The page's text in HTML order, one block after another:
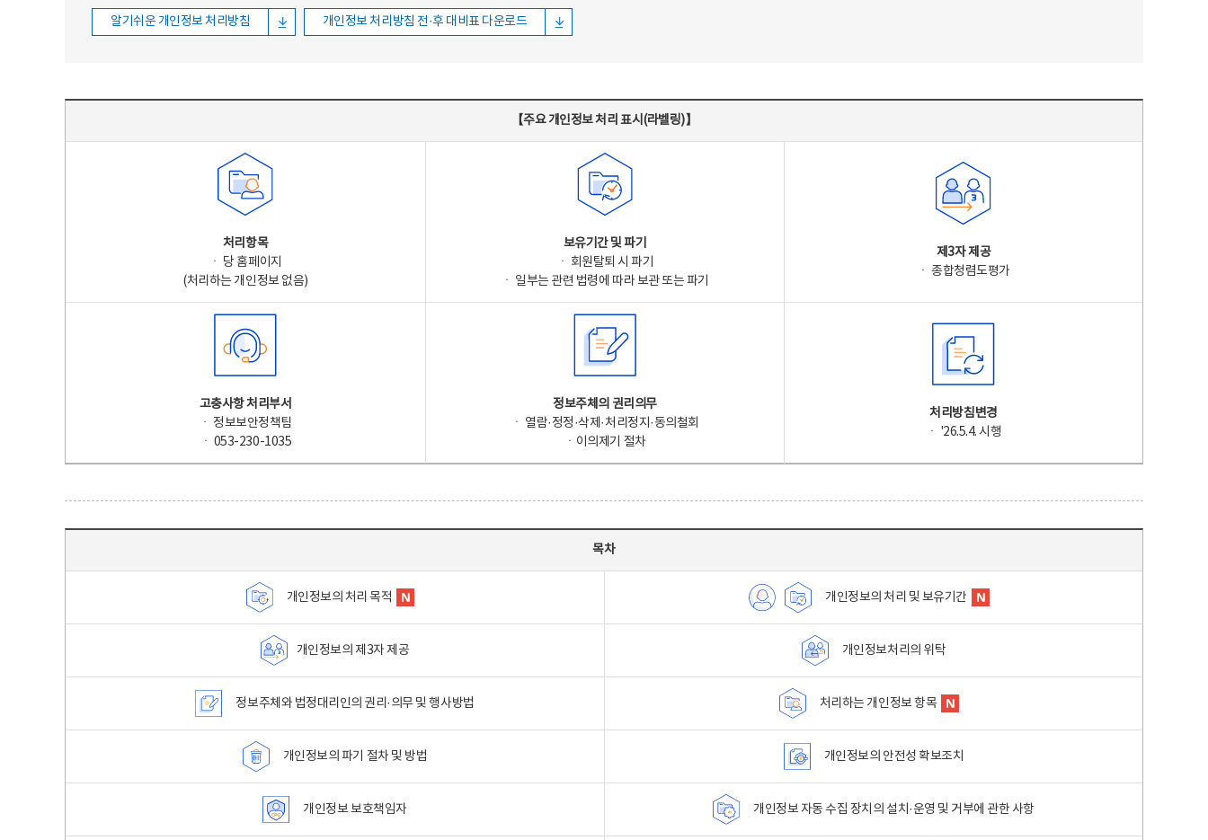
알기쉬운 개인정보 처리방침 개인정보 처리방침 전·후 대비표 다운로드
【주요 개인정보 처리 표시(라벨링)】
처리항목
ㆍ 당 홈페이지
(처리하는 개인정보 없음)
보유기간 및 파기
ㆍ 회원탈퇴 시 파기
ㆍ 일부는 관련 법령에 따라 보관 또는 파기
제3자 제공
ㆍ 종합청렴도평가
고충사항 처리부서
ㆍ 정보보안정책팀
ㆍ 053-230-1035
정보주체의 권리의무
ㆍ 열람·정정·삭제·처리정지·동의철회
ㆍ이의제기 절차
처리방침변경
ㆍ '26.5.4. 시행
목차
개인정보의 처리 목적 개인정보의 처리 및 보유기간
개인정보의 제3자 제공 개인정보처리의 위탁
정보주체와 법정대리인의 권리·의무 및 행사방법 처리하는 개인정보 항목
개인정보의 파기 절차 및 방법 개인정보의 안전성 확보조치
개인정보 보호책임자 개인정보 자동 수집 장치의 설치·운영 및 거부에 관한 사항